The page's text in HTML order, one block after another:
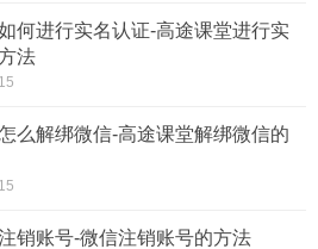
何进行实名认证-高途课堂进行实
法
么解绑微信-高途课堂解绑微信的
销账号-微信注销账号的方法